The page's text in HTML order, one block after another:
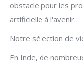
obstacle pour les
artificielle à l'avenir.
Notre sélection de
En Inde, de